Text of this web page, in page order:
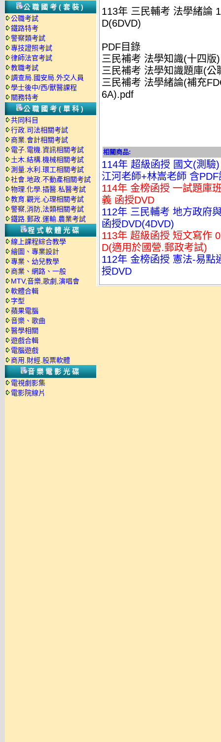
公職國考(套裝)
公職考試
鐵路特考
警察類考試
專技證照考試
律師法官考試
教職考試
調查局.國安局.外交人員
學士後中/西/獸醫課程
關務特考
公職國考(單科)
共同科目
行政.司法相關考試
商業.會計相關考試
電子.電機.資訊相關考試
土木.結構.機械相關考試
測量.水利.環工相關考試
社會.地政.不動產相關考試
物理.化學.插醫.私醫考試
教育.觀光.心理相關考試
警察,消防,法類相關考試
鐵路.郵政.運輸.農業考試
程式軟體光碟
線上課程綜合教學
繪圖、專業設計
專業、幼兒教學
商業、網路、一般
MTV,音樂,歌劇,演唱會
軟體合輯
字型
蘋果電腦
音樂、歌曲
醫學相關
遊戲合輯
電腦遊戲
商用.財經.股票軟體
音樂電影光碟
電視劇影集
電影院線片
113年 三民輔考 法學緒論
D(6DVD)
PDF目錄
三民補考 法學知識(十四版
三民補考 法學知識題庫(
三民補考 法學緒論(補充
6A).pdf
相關商品:
114年 超級函授 國文(測
江河老師+林嵩老師 含
114年 金榜函授 一試題庫
義 函授DVD
112年 三民輔考 地方政府
函授DVD(4DVD)
113年 超級函授 短文寫作
D(適用於國營.郵政考試)
112年 金榜函授 憲法-易點
授DVD